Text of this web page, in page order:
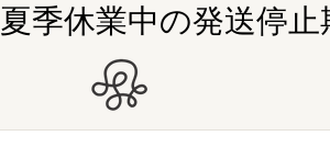
夏季休業中の発送停